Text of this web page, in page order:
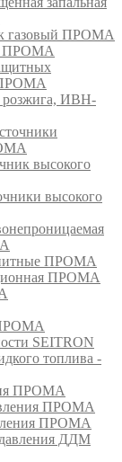
газовый ПРОМА
ПРОМА
ПРОМА
розжига, ИВН-
высокого
высокого
ПРОМА
ПРОМА
SEITRON
топлива -
ПРОМА
ПРОМА
ПРОМА
ДДМ